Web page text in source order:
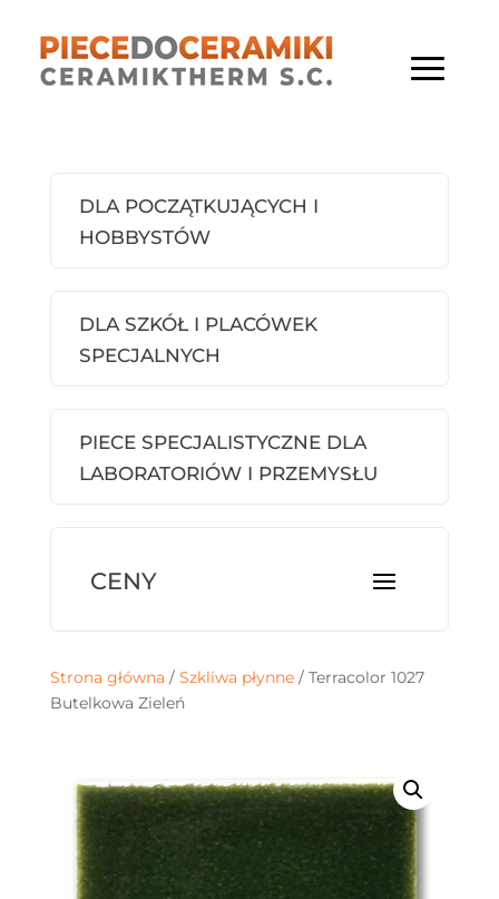
DLA POCZĄTKUJĄCYCH I
HOBBYSTÓW
DLA SZKÓŁ I PLACÓWEK
SPECJALNYCH
PIECE SPECJALISTYCZNE DLA
LABORATORIÓW I PRZEMYSŁU
Strona główna / Szkliwa płynne/ Terracolor 1027
Butelkowa Zieleń